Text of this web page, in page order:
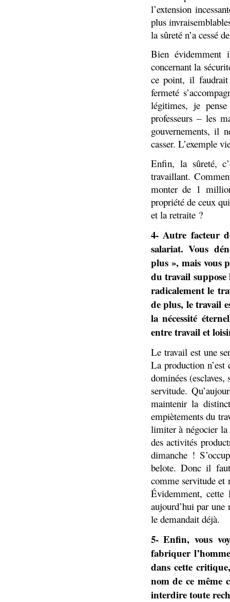
l’extension
plus
la sûreté n’a cessé
Bien évidemment
concernant la
ce point, il faudrait
fermeté
légitimes, je
professeurs – les
gouvernements, il
casser. L’exemple
Enfin, la sûreté,
travaillant.
monter de 1
propriété de ceux
et la retraite ?
4- Autre facteur
salariat. Vous
plus », mais vous
du travail
radicalement le
de plus, le travail
la nécessité
entre travail et
Le travail est une
La production n’est
dominées
servitude.
maintenir la
empiètements du
limiter à négocier la
des activités
dimanche !
belote. Donc il
comme servitude et
Évidemment,
aujourd’hui par
le demandait déjà.
5- Enfin, vous
fabriquer
dans cette
nom de ce même
interdire toute